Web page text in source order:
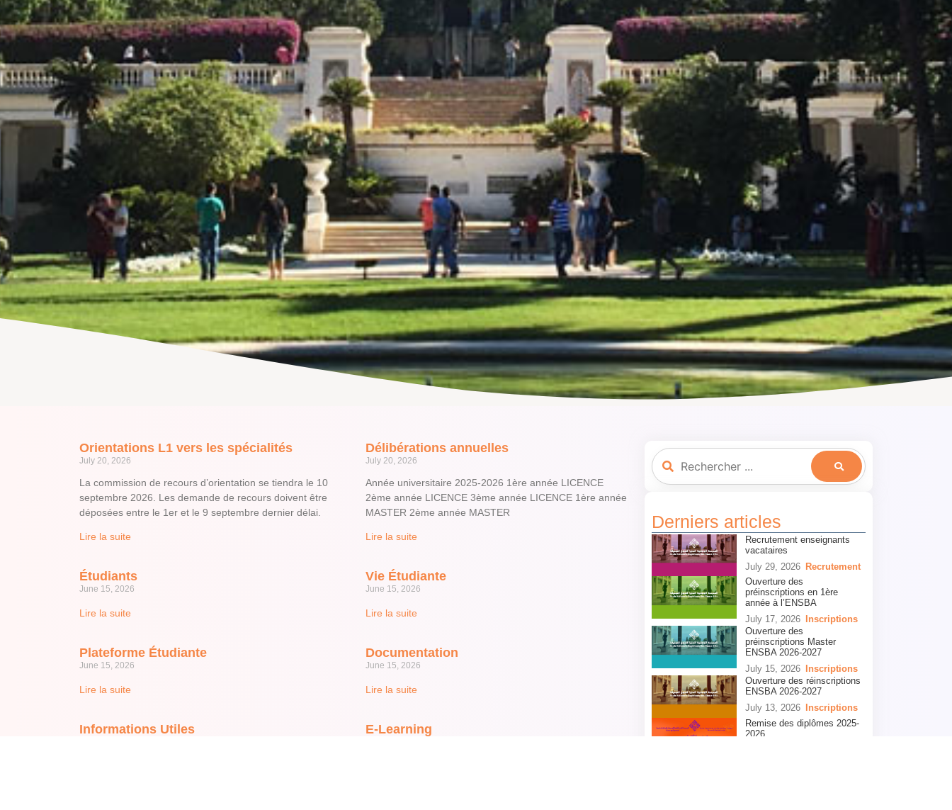
Orientations L1 vers les spécialités
July 20, 2026
La commission de recours d’orientation se tiendra le 10
septembre 2026. Les demande de recours doivent être
déposées entre le 1er et le 9 septembre dernier délai.
Lire la suite
Délibérations annuelles
July 20, 2026
Année universitaire 2025-2026 1ère année LICENCE
2ème année LICENCE 3ème année LICENCE 1ère année
MASTER 2ème année MASTER
Lire la suite
Étudiants
June 15, 2026
Lire la suite
Vie Étudiante
June 15, 2026
Lire la suite
Plateforme Étudiante
June 15, 2026
Lire la suite
Documentation
June 15, 2026
Lire la suite
Informations Utiles E-Learning
Derniers articles
Recrutement enseignants
vacataires
July 29, 2026 Recrutement
Ouverture des
préinscriptions en 1ère
année à l’ENSBA
July 17, 2026
Inscriptions
Ouverture des
préinscriptions Master
ENSBA 2026-2027
July 15, 2026
Inscriptions
Ouverture des réinscriptions
ENSBA 2026-2027
July 13, 2026
Inscriptions
Remise des diplômes 2025-
2026